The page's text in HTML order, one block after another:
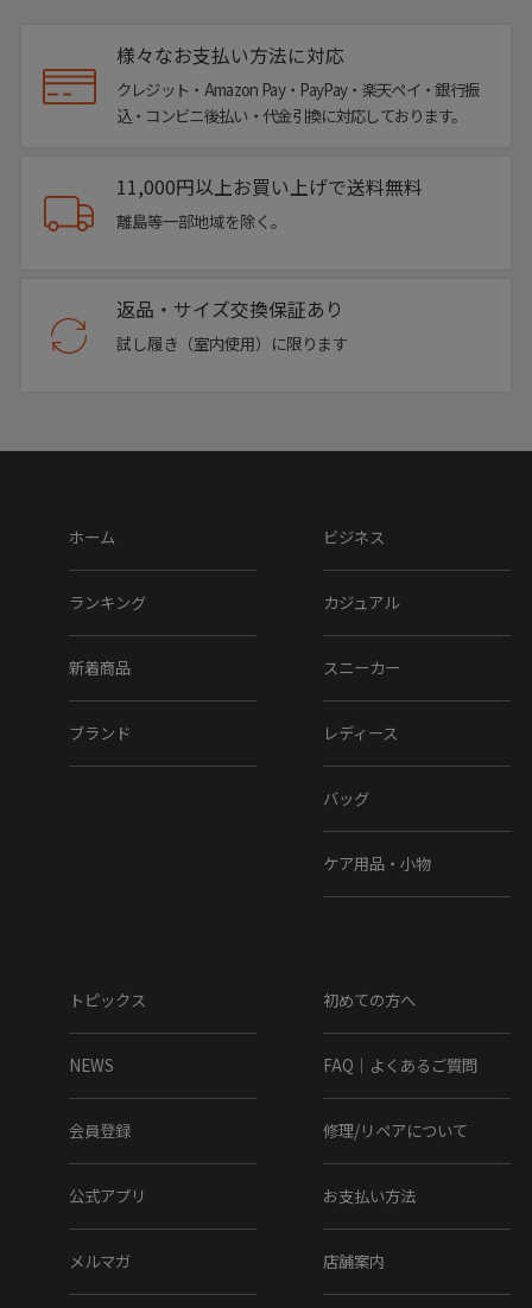
ブラック/ブラック
PALLADIUM
スで創業。
Item Information
▼ブランド
様々なお支払い方法に対応
クレジット・Amazon Pay・PayPay・楽天ペイ・銀行振
込・コンビニ後払い・代金引換に対応しております。
11,000円以上お買い上げで送料無料
離島等一部地域を除く。
返品・サイズ交換保証あり
試し履き（室内使用）に限ります
ホーム
ランキング
新着商品
ブランド
ビジネス
カジュアル
スニーカー
レディース
バッグ
ケア用品・小物
トピックス
NEWS
会員登録
公式アプリ
メルマガ
初めての方へ
FAQ｜よくあるご質問
修理/リペアについて
お支払い方法
店舗案内